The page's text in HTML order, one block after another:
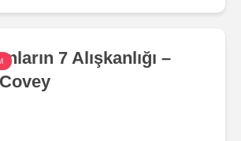
7 Alışkanlığı –